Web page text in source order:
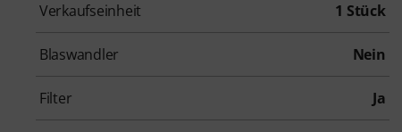
Verkaufseinheit 1 Stück
Blaswandler Nein
Filter Ja